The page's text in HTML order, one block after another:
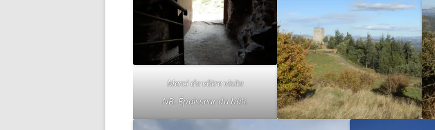
Merci de vôtre visite
NB. Épaisseur du bâti.